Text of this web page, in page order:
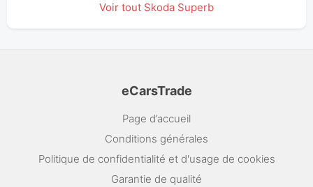
Voir tout Skoda Superb
eCarsTrade
Page d’accueil
Conditions générales
Politique de confidentialité et d'usage de cookies
Garantie de qualité